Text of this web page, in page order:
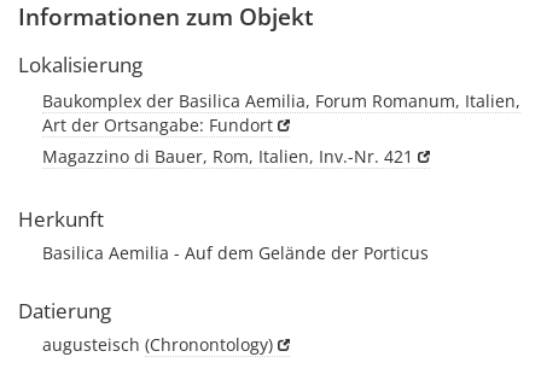
Informationen zum Objekt
Lokalisierung
Baukomplex der Basilica Aemilia, Forum Romanum, Italien,
Art der Ortsangabe: Fundort
Magazzino di Bauer, Rom, Italien, Inv.-Nr. 421
Herkunft
Basilica Aemilia - Auf dem Gelände der Porticus
Datierung
augusteisch (Chronontology)